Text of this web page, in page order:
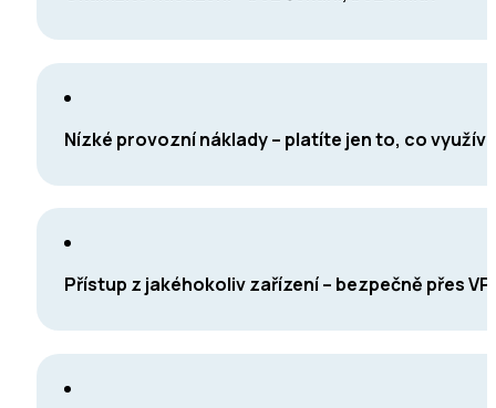
Nízké provozní náklady – platíte jen to, co
Přístup z jakéhokoliv zařízení – bezpečně přes